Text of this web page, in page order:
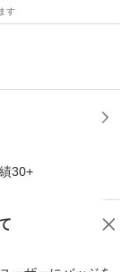
す
30+
品への質問